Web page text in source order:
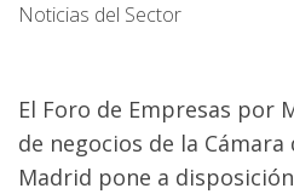
Noticias del Sector
El Foro de Empresas por
de negocios de la Cámara
Madrid pone a